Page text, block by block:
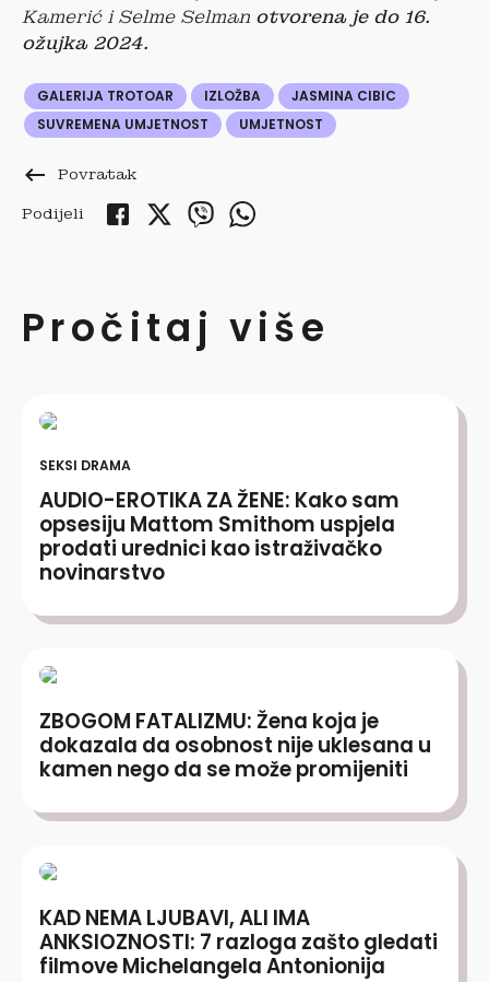
Kamerić i Selme Selman otvorena je do 16.
ožujka 2024.
GALERIJA TROTOAR IZLOŽBA
JASMINA CIBIC
SUVREMENA UMJETNOST
UMJETNOST
keyboard_backspace Povratak
Podijeli
Pročitaj više
SEKSI DRAMA
AUDIO-EROTIKA ZA ŽENE: Kako sam
opsesiju Mattom Smithom uspjela
prodati urednici kao istraživačko
novinarstvo
ZBOGOM FATALIZMU: Žena koja je
dokazala da osobnost nije uklesana u
kamen nego da se može promijeniti
KAD NEMA LJUBAVI, ALI IMA
ANKSIOZNOSTI: 7 razloga zašto gledati
filmove Michelangela Antonionija